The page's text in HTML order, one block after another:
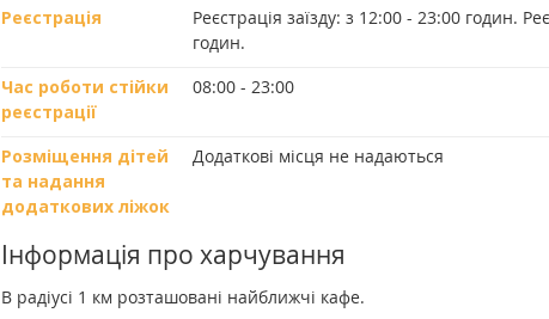
Реєстрація
Реєстрація заїзду: з 12:00 - 23:00 годин.
годин.
Час роботи стійки
реєстрації
08:00 - 23:00
Розміщення дітей
та надання
додаткових ліжок
Додаткові місця не надаються
Інформація про харчування
В радіусі 1 км розташовані найближчі кафе.